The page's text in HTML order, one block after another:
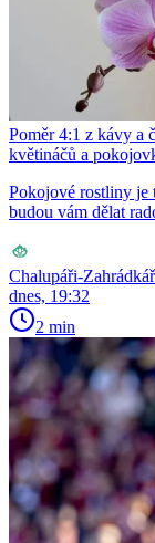
Poměr 4:1 z kávy a
květináčů a
Pokojové rostliny je
budou vám dělat
Chalupáři-
dnes, 19:32
2 min